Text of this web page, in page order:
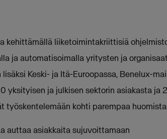
kehittämällä liiketoimintakriittisiä
ja automatisoimalla yritysten ja
Keski- ja Itä-Euroopassa, Benelux-
ja julkisen sektorin asiakasta ja
kohti parempaa
auttaa asiakkaita sujuvoittamaan